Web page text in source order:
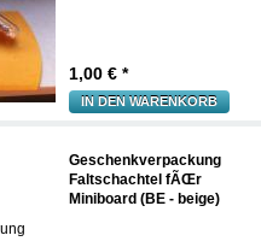
1,00 € *
IN DEN WARENKORB
Geschenkverpackung
Faltschachtel fÃŒr
Miniboard (BE - beige)